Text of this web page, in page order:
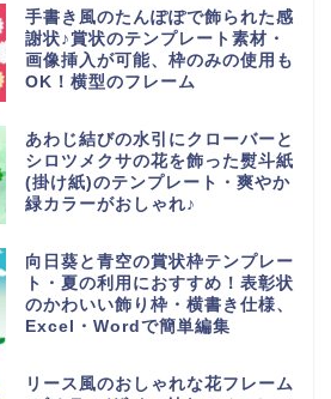
手書き風のたんぽぽで飾られた感
謝状♪賞状のテンプレート素材・
画像挿入が可能、枠のみの使用も
OK！横型のフレーム
あわじ結びの水引にクローバーと
シロツメクサの花を飾った熨斗紙
(掛け紙)のテンプレート・爽やか
緑カラーがおしゃれ♪
向日葵と青空の賞状枠テンプレー
ト・夏の利用におすすめ！表彰状
のかわいい飾り枠・横書き仕様、
Excel・Wordで簡単編集
リース風のおしゃれな花フレーム